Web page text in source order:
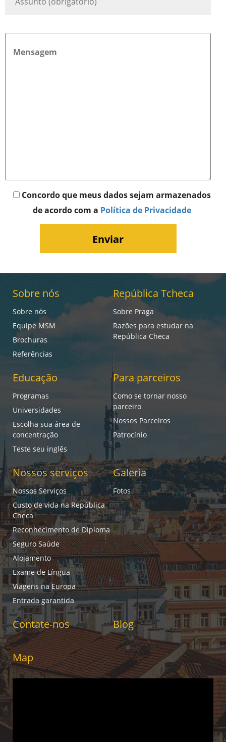
Concordo que meus dados sejam armazenados
de acordo com a Política de Privacidade
Sobre nós
Sobre nós
Equipe MSM
Brochuras
Referências
República Tcheca
Sobre Praga
Razões para estudar na
República Checa
Educação
Programas
Universidades
Escolha sua área de
concentração
Teste seu inglês
Para parceiros
Como se tornar nosso
parceiro
Nossos Parceiros
Patrocínio
Nossos serviços
Nossos Serviços
Custo de vida na República
Checa
Reconhecimento de Diploma
Seguro Saúde
Alojamento
Exame de Língua
Viagens na Europa
Entrada garantida
Galeria
Fotos
Contate-nos Blog
Map